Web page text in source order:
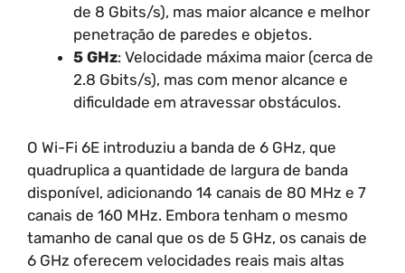
de 8 Gbits/s), mas maior alcance e melhor
penetração de paredes e objetos.
5 GHz: Velocidade máxima maior (cerca de
2.8 Gbits/s), mas com menor alcance e
dificuldade em atravessar obstáculos.
O Wi-Fi 6E introduziu a banda de 6 GHz, que
quadruplica a quantidade de largura de banda
disponível, adicionando 14 canais de 80 MHz e 7
canais de 160 MHz. Embora tenham o mesmo
tamanho de canal que os de 5 GHz, os canais de
6 GHz oferecem velocidades reais mais altas